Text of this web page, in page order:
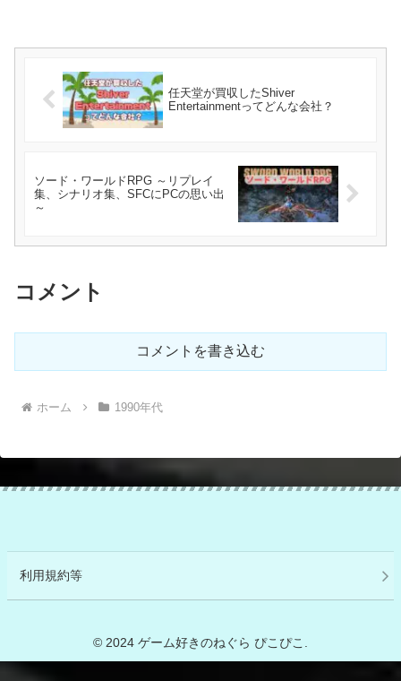
任天堂が買収したShiver
Entertainmentってどんな会社？
ソード・ワールドRPG ～リプレイ
集、シナリオ集、SFCにPCの思い出
～
コメント
コメントを書き込む
ホーム 1990年代
利用規約等
© 2024 ゲーム好きのねぐら ぴこぴこ.